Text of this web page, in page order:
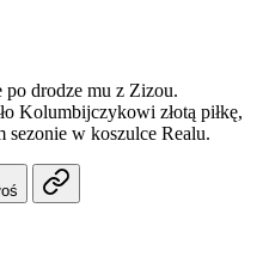
po drodze mu z Zizou.
Kolumbijczykowi złotą piłkę,
sezonie w koszulce Realu.